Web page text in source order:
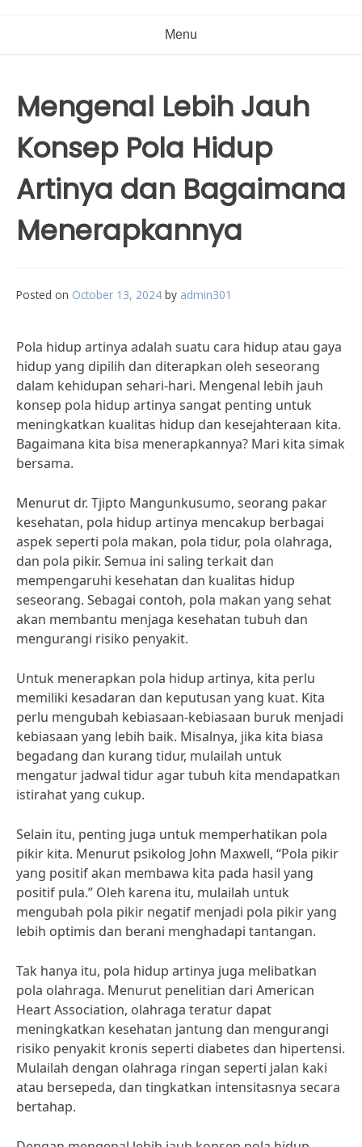
Menu
Mengenal Lebih Jauh
Konsep Pola Hidup
Artinya dan Bagaimana
Menerapkannya
Posted on October 13, 2024 by admin301
Pola hidup artinya adalah suatu cara hidup atau gaya
hidup yang dipilih dan diterapkan oleh seseorang
dalam kehidupan sehari-hari. Mengenal lebih jauh
konsep pola hidup artinya sangat penting untuk
meningkatkan kualitas hidup dan kesejahteraan kita.
Bagaimana kita bisa menerapkannya? Mari kita simak
bersama.
Menurut dr. Tjipto Mangunkusumo, seorang pakar
kesehatan, pola hidup artinya mencakup berbagai
aspek seperti pola makan, pola tidur, pola olahraga,
dan pola pikir. Semua ini saling terkait dan
mempengaruhi kesehatan dan kualitas hidup
seseorang. Sebagai contoh, pola makan yang sehat
akan membantu menjaga kesehatan tubuh dan
mengurangi risiko penyakit.
Untuk menerapkan pola hidup artinya, kita perlu
memiliki kesadaran dan keputusan yang kuat. Kita
perlu mengubah kebiasaan-kebiasaan buruk menjadi
kebiasaan yang lebih baik. Misalnya, jika kita biasa
begadang dan kurang tidur, mulailah untuk
mengatur jadwal tidur agar tubuh kita mendapatkan
istirahat yang cukup.
Selain itu, penting juga untuk memperhatikan pola
pikir kita. Menurut psikolog John Maxwell, “Pola pikir
yang positif akan membawa kita pada hasil yang
positif pula.” Oleh karena itu, mulailah untuk
mengubah pola pikir negatif menjadi pola pikir yang
lebih optimis dan berani menghadapi tantangan.
Tak hanya itu, pola hidup artinya juga melibatkan
pola olahraga. Menurut penelitian dari American
Heart Association, olahraga teratur dapat
meningkatkan kesehatan jantung dan mengurangi
risiko penyakit kronis seperti diabetes dan hipertensi.
Mulailah dengan olahraga ringan seperti jalan kaki
atau bersepeda, dan tingkatkan intensitasnya secara
bertahap.